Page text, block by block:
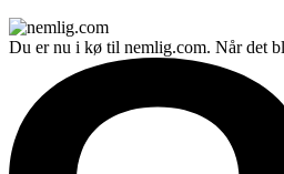
Du er nu i kø til nemlig.com. Når det